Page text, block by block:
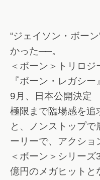
“ジェイソン・ボー
かった──。
＜ボーン＞トリロ
『ボーン・レガシー』
9月、日本公開決定
極限まで臨場感を追
と、ノンストップで
ーリーで、アクショ
＜ボーン＞シリー
億円のメガヒットと